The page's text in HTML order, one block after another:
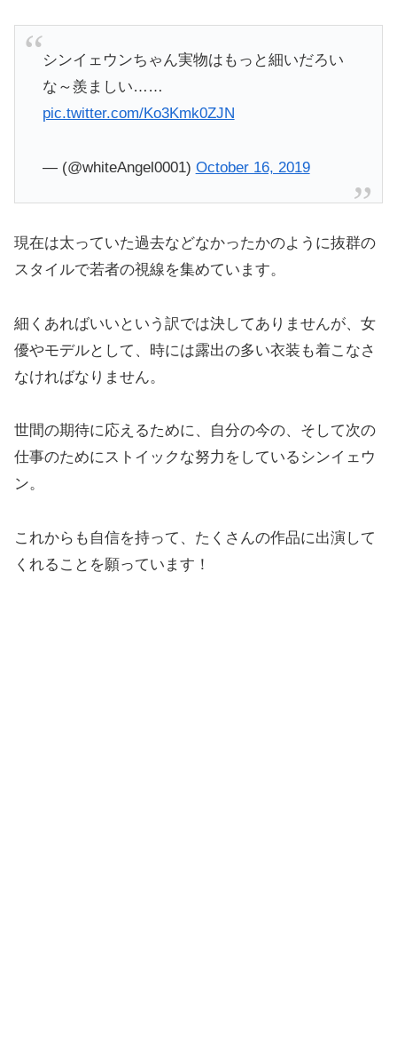
シンイェウンちゃん実物はもっと細いだろい
な～羨ましい……
pic.twitter.com/Ko3Kmk0ZJN
— (@whiteAngel0001) October 16, 2019
現在は太っていた過去などなかったかのように抜群の
スタイルで若者の視線を集めています。
細くあればいいという訳では決してありませんが、女
優やモデルとして、時には露出の多い衣装も着こなさ
なければなりません。
世間の期待に応えるために、自分の今の、そして次の
仕事のためにストイックな努力をしているシンイェウ
ン。
これからも自信を持って、たくさんの作品に出演して
くれることを願っています！